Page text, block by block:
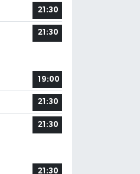
21:30
21:30
19:00
21:30
21:30
21:30